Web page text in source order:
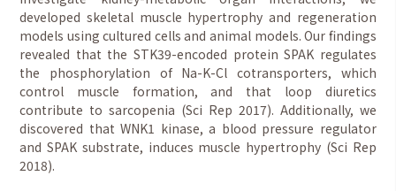
developed skeletal muscle hypertrophy and regeneration
models using cultured cells and animal models. Our findings
revealed that the STK39-encoded protein SPAK regulates
the phosphorylation of Na-K-Cl cotransporters, which
control muscle formation, and that loop diuretics
contribute to sarcopenia (Sci Rep 2017). Additionally, we
discovered that WNK1 kinase, a blood pressure regulator
and SPAK substrate, induces muscle hypertrophy (Sci Rep
2018).